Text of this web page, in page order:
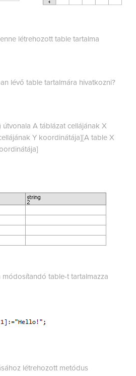
létrehozott table tartalma
lévő table tartalmára hivatkozni?
útvonala A táblázat cellájának X
Y koordinátája][A table X
módosítandó table-t tartalmazza
létrehozott metódus